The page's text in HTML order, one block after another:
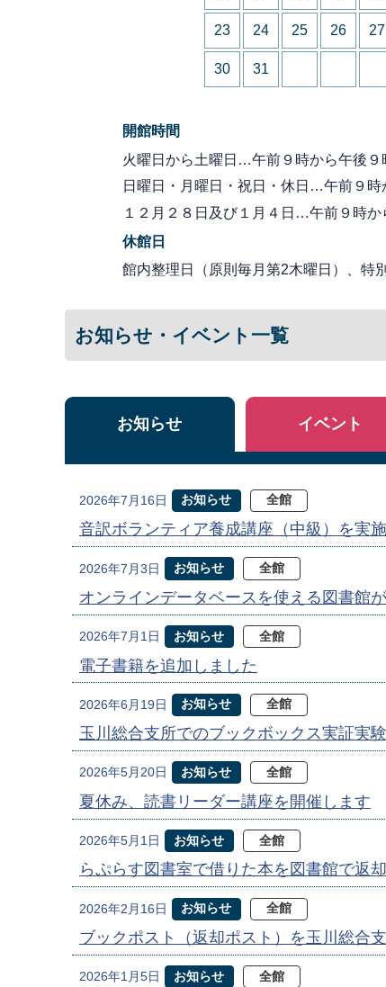
23 24 25 26 27
30 31
開館時間
火曜日から土曜日…午前９時から午後９
日曜日・月曜日・祝日・休日…午前９時
１２月２８日及び１月４日…午前９時か
休館日
館内整理日（原則毎月第2木曜日）、特
お知らせ・イベント一覧
お知らせ
2026年7月16日 お知らせ 全館
音訳ボランティア養成講座（中級）を実施
2026年7月3日 お知らせ 全館
オンラインデータベースを使える図書館
2026年7月1日 お知らせ 全館
電子書籍を追加しました
2026年6月19日 お知らせ 全館
玉川総合支所でのブックボックス実証実
2026年5月20日 お知らせ 全館
夏休み、読書リーダー講座を開催します
2026年5月1日 お知らせ 全館
らぷらす図書室で借りた本を図書館で返
2026年2月16日 お知らせ 全館
ブックポスト（返却ポスト）を玉川総合
2026年1月5日 お知らせ 全館
イベント